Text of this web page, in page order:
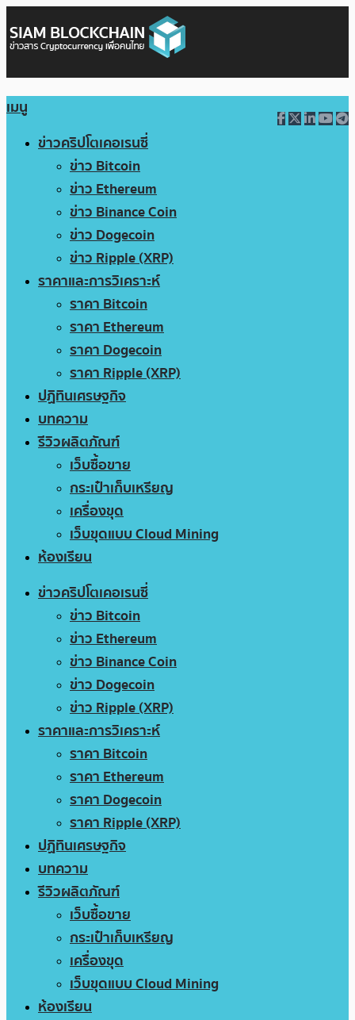
เมนู
ข่าวคริปโตเคอเรนซี่
ข่าว Bitcoin
ข่าว Ethereum
ข่าว Binance Coin
ข่าว Dogecoin
ข่าว Ripple (XRP)
ราคาและการวิเคราะห์
ราคา Bitcoin
ราคา Ethereum
ราคา Dogecoin
ราคา Ripple (XRP)
ปฏิทินเศรษฐกิจ
บทความ
รีวิวผลิตภัณฑ์
เว็บซื้อขาย
กระเป๋าเก็บเหรียญ
เครื่องขุด
เว็บขุดแบบ Cloud Mining
ห้องเรียน
ข่าวคริปโตเคอเรนซี่
ข่าว Bitcoin
ข่าว Ethereum
ข่าว Binance Coin
ข่าว Dogecoin
ข่าว Ripple (XRP)
ราคาและการวิเคราะห์
ราคา Bitcoin
ราคา Ethereum
ราคา Dogecoin
ราคา Ripple (XRP)
ปฏิทินเศรษฐกิจ
บทความ
รีวิวผลิตภัณฑ์
เว็บซื้อขาย
กระเป๋าเก็บเหรียญ
เครื่องขุด
เว็บขุดแบบ Cloud Mining
ห้องเรียน